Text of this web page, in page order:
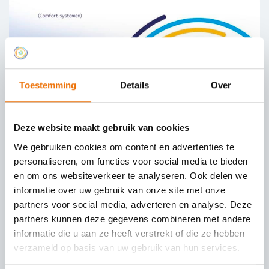
Toestemming Details Over
Deze website maakt gebruik van cookies
We gebruiken cookies om content en advertenties te
personaliseren, om functies voor social media te bieden
en om ons websiteverkeer te analyseren. Ook delen we
informatie over uw gebruik van onze site met onze
partners voor social media, adverteren en analyse. Deze
partners kunnen deze gegevens combineren met andere
informatie die u aan ze heeft verstrekt of die ze hebben
verzameld op basis van uw gebruik van hun services.
SPECIFICATION AIR FILTERS FOR AIR
TREATMENT SYSTEMS
24 JUN 2021